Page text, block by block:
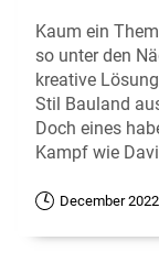
Kaum ein
so unter den
kreative
Stil Bauland
Doch eines
Kampf wie
December 2022